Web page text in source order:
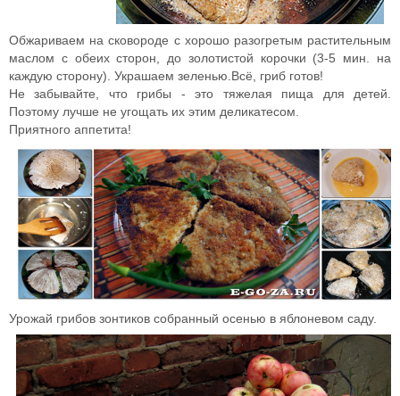
Обжариваем на сковороде с хорошо разогретым растительным
маслом с обеих сторон, до золотистой корочки (3-5 мин. на
каждую сторону). Украшаем зеленью.Всё, гриб готов!
Не забывайте, что грибы - это тяжелая пища для детей.
Поэтому лучше не угощать их этим деликатесом.
Приятного аппетита!
Урожай грибов зонтиков собранный осенью в яблоневом саду.